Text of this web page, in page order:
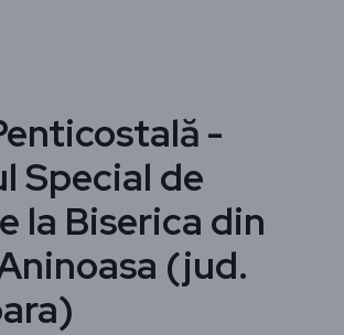
-
Special de
la Biserica din
(jud.